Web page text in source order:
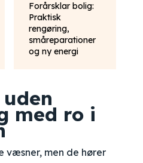
Forårsklar bolig:
Praktisk
rengøring,
småreparationer
og ny energi
med ro i
væsner, men de hører